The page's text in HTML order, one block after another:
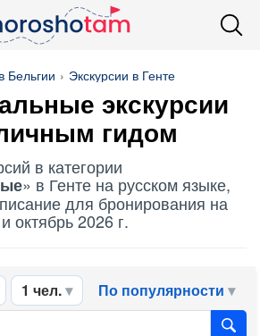
Бельгии Экскурсии в Генте
экскурсии
гидом
в категории
» в Генте на русском языке,
для бронирования на
октябрь 2026 г.
1 чел. По популярности